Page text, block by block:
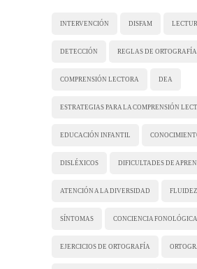
INTERVENCIÓN DISFAM
DETECCIÓN REGLAS DE ORTOGRAFÍA
COMPRENSIÓN LECTORA DEA
ESTRATEGIAS PARA LA COMPRENSIÓN
EDUCACIÓN INFANTIL
DISLÉXICOS DIFICULTADES DE
ATENCIÓN A LA DIVERSIDAD
SÍNTOMAS CONCIENCIA FONOLÓGICA
EJERCICIOS DE ORTOGRAFÍA